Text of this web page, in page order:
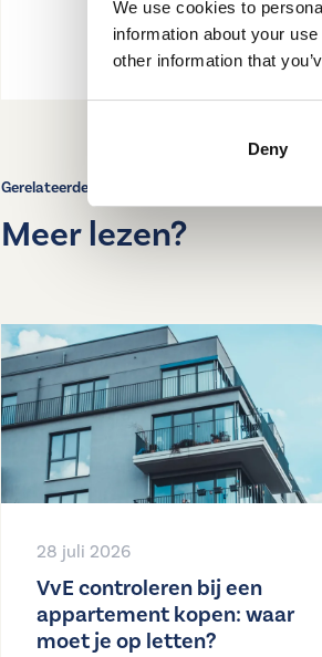
We use cookies to
information about your
other information that
Deny
Deel dit artikel
Gerelateerde artikelen
Meer lezen?
28 juli 2026
VvE controleren bij een
appartement kopen: waar
moet je op letten?